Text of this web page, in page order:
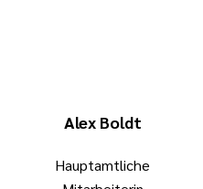
Alex Boldt
Hauptamtliche